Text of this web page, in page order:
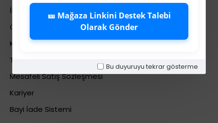
🎫 Mağaza Linkini Destek Talebi
Olarak Gönder
Bu duyuruyu tekrar gösterme
İletişim
Gizlilik Politikası
Kullanıcı Sözleşmesi
Teslimat Bilgileri
Mesafeli Satış Sözleşmesi
Kariyer
Bayi İade Sistemi